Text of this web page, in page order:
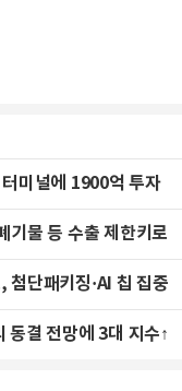
미널에 1900억 투자
기물 등 수출 제한키로
첨단패키징·AI 칩 집중
동결 전망에 3대 지수↑